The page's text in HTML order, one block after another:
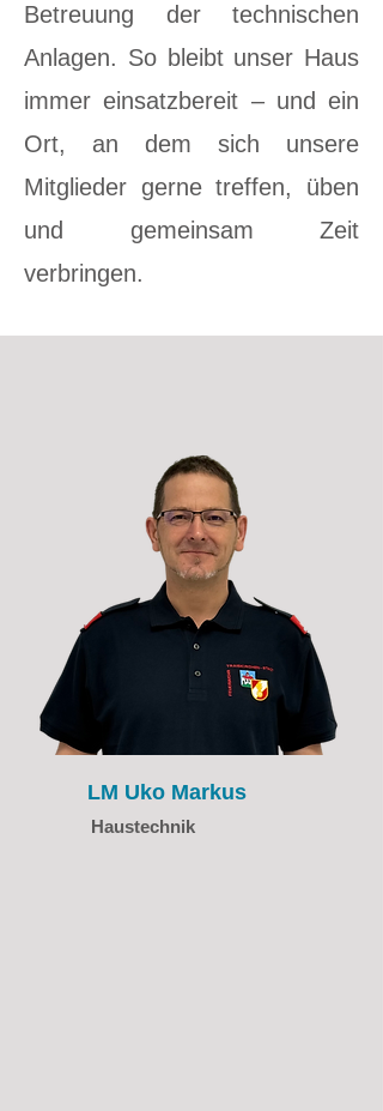
Betreuung der technischen
Anlagen. So bleibt unser Haus
immer einsatzbereit – und ein
Ort, an dem sich unsere
Mitglieder gerne treffen, üben
und gemeinsam Zeit
verbringen.
LM Uko Markus
Haustechnik